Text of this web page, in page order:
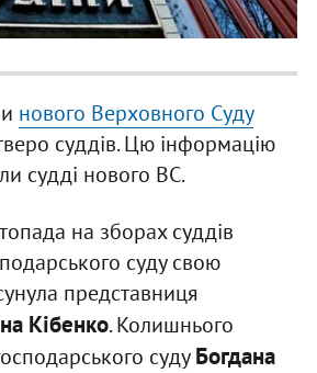
нового Верховного Суду
суддів. Цю інформацію
судді нового ВС.
на зборах суддів
суду свою
представниця
Кібенко. Колишнього
судуБогдана